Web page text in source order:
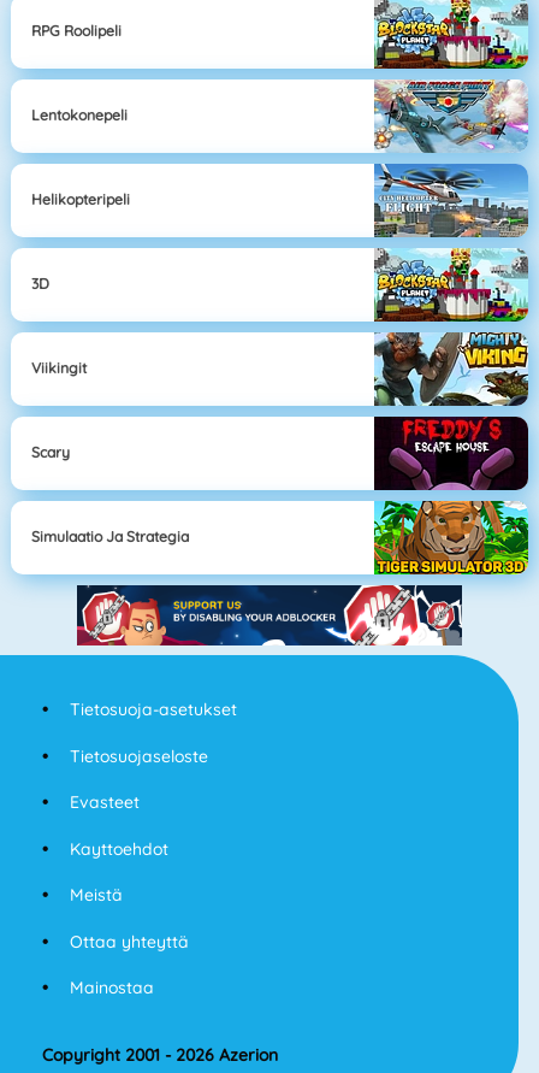
RPG Roolipeli
Lentokonepeli
Helikopteripeli
3D
Viikingit
Scary
Simulaatio Ja Strategia
Tietosuoja-asetukset
Tietosuojaseloste
Evasteet
Kayttoehdot
Meistä
Ottaa yhteyttä
Mainostaa
Copyright 2001 - 2026 Azerion